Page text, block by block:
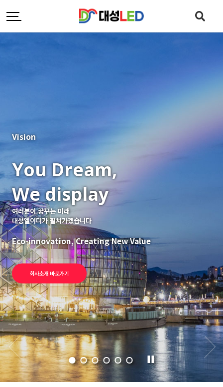
Vision
You Dream,
We display
여러분이 꿈꾸는 미래
대성엘이디가 펼쳐가겠습니다
Eco-innovation, Creating New Value
회사소개 바로가기